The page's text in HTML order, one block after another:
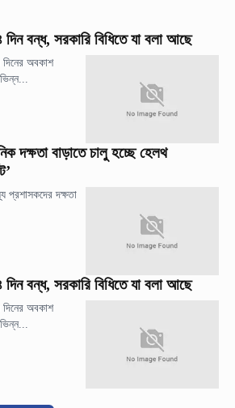
দিন বন্ধ, সরকারি বিধিতে যা বলা আছে
দিনের অবকাশ
দক্ষতা বাড়াতে চালু হচ্ছে হেলথ
প্রশাসকদের দক্ষতা
দিন বন্ধ, সরকারি বিধিতে যা বলা আছে
দিনের অবকাশ